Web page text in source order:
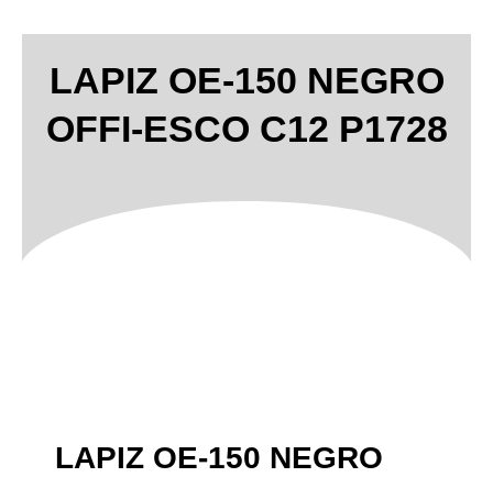
LAPIZ OE-150 NEGRO
OFFI-ESCO C12 P1728
LAPIZ OE-150 NEGRO